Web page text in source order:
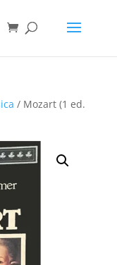
/ Mozart (1 ed.